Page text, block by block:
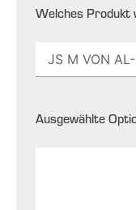
Welches Produkt
Ausgewählte